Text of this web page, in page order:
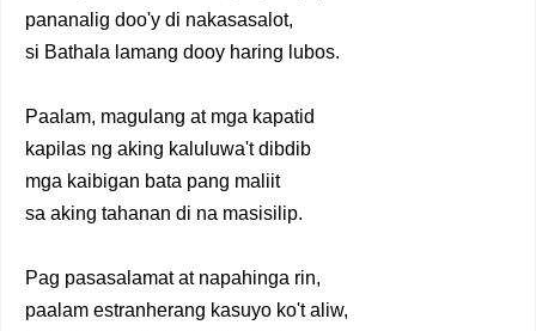
pananalig doo'y di nakasasalot,
si Bathala lamang dooy haring lubos.
Paalam, magulang at mga kapatid
kapilas ng aking kaluluwa't dibdib
mga kaibigan bata pang maliit
sa aking tahanan di na masisilip.
Pag pasasalamat at napahinga rin,
paalam estranherang kasuyo ko't aliw,